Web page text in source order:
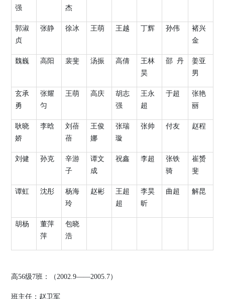
强
杰
郭淑
贞
张静 徐冰 王萌 王越 丁辉 孙伟
褚兴
金
魏巍 高阳 裴斐 汤振 高倩
王林
昊
邵 丹
姜亚
男
玄承
勇
张耀
匀
王萌 高庆
胡志
强
王永
超
于超
张艳
丽
耿晓
娇
李晗
刘蓓
蓓
王俊
娜
张瑞
璇
张帅 付友 赵程
刘健 孙克
辛游
子
谭文
成
祝鑫 李超
张铁
骑
崔赟
斐
谭虹 沈彤
杨海
玲
赵彬
王超
超
李昊
昕
曲超 解昆
胡杨
董萍
萍
包晓
浩
高56级7班：（2002.9——2005.7）
班主任：赵卫军